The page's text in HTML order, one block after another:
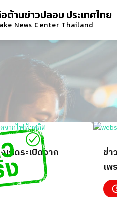
ต้านข่าวปลอม ประเทศไทย
News Center Thailand
เกิดระเบิดจาก
ข่
เพ